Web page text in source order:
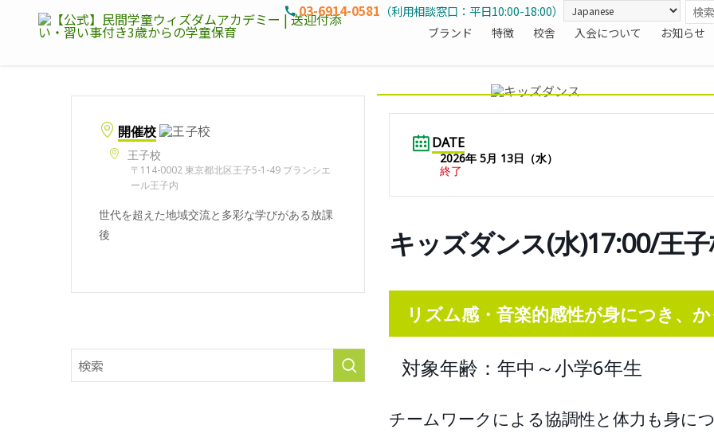
ブランド 特徴 校舎 入会について お知らせ
03-6914-0581 （利用相談窓口：平日10:00-18:00）
開催校
王子校
〒114-0002 東京都北区王子5-1-49 ブランシエ
ール王子内
世代を超えた地域交流と多彩な学びがある放課
後
DATE
2026年 5月 13日（水）
終了
キッズダンス(水)17:00/王
リズム感・音楽的感性が身につき、
対象年齢：年中～小学6年生
チームワークによる協調性と体力も身につ